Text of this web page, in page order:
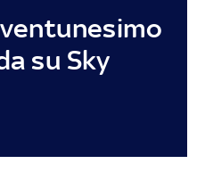
su Sky